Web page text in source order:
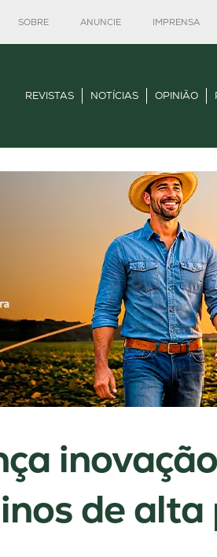
SOBRE ANUNCIE IMPRENSA
REVISTAS NOTÍCIAS OPINIÃO
de